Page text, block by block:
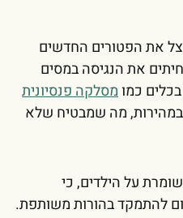
את הפטורים החדשים
את הנגיסה במסים
כמומסלקה פנסיונית
מה שמבטיח שלא
על הילדים, כי
להתמקד בהורות משותפת.